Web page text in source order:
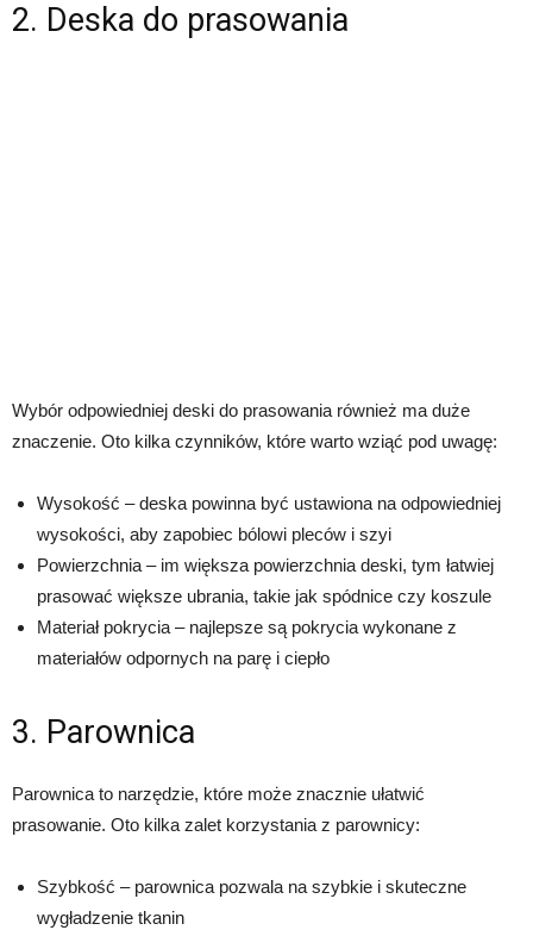
2. Deska do prasowania
Wybór odpowiedniej deski do prasowania również ma duże
znaczenie. Oto kilka czynników, które warto wziąć pod uwagę:
Wysokość – deska powinna być ustawiona na odpowiedniej
wysokości, aby zapobiec bólowi pleców i szyi
Powierzchnia – im większa powierzchnia deski, tym łatwiej
prasować większe ubrania, takie jak spódnice czy koszule
Materiał pokrycia – najlepsze są pokrycia wykonane z
materiałów odpornych na parę i ciepło
3. Parownica
Parownica to narzędzie, które może znacznie ułatwić
prasowanie. Oto kilka zalet korzystania z parownicy:
Szybkość – parownica pozwala na szybkie i skuteczne
wygładzenie tkanin